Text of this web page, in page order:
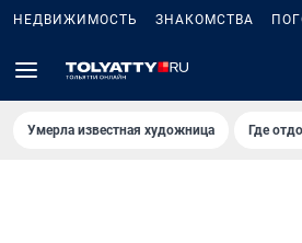
НЕДВИЖИМОСТЬ ЗНАКОМСТВА
Умерла известная художница Где